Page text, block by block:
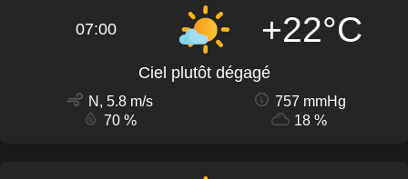
07:00 +22°C
Ciel plutôt dégagé
N, 5.8 m/s
757 mmHg
70 %
18 %